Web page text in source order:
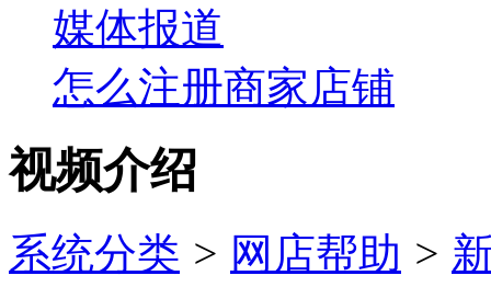
媒体报道
怎么注册商家店铺
视频介绍
系统分类 > 网店帮助 >